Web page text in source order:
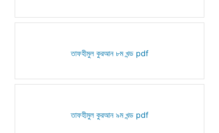
তাফহীমুল কুরআন ৮ম খন্ড pdf
তাফহীমুল কুরআন ৯ম খন্ড pdf